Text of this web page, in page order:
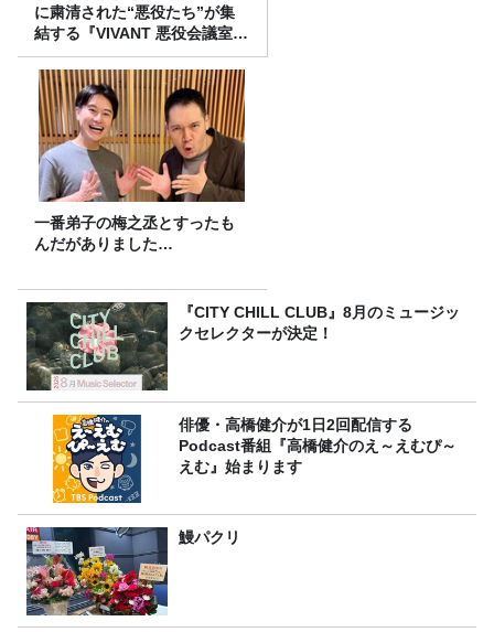
に粛清された“悪役たち”が集
結する『VIVANT 悪役会議室』
7/26(日)23時スタート！
一番弟子の梅之丞とすったも
んだがありました…
『CITY CHILL CLUB』8月のミュージッ
クセレクターが決定！
俳優・高橋健介が1日2回配信する
Podcast番組『高橋健介のえ～えむぴ～
えむ』始まります
鰻パクリ